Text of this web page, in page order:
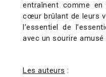
entraînent comme
cœur brûlant de leurs
l’essentiel de
avec un sourire amusé
Les auteurs :